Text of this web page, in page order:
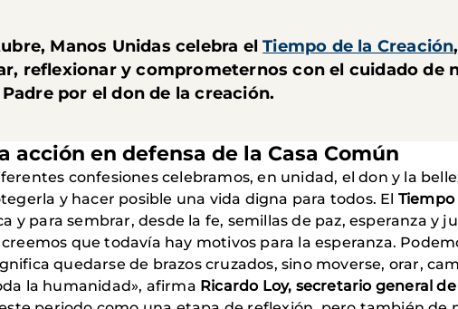
Manos Unidas celebra elTiempo de la Creación
reflexionar y comprometernos con el cuidado de
por el don de la creación.
acción en defensa de la Casa Común
confesiones celebramos, en unidad, el don y la
y hacer posible una vida digna para todos. El Tiempo
y para sembrar, desde la fe, semillas de paz, esperanza y
que todavía hay motivos para la esperanza.
quedarse de brazos cruzados, sino moverse, orar,
la humanidad», afirma Ricardo Loy, secretario general